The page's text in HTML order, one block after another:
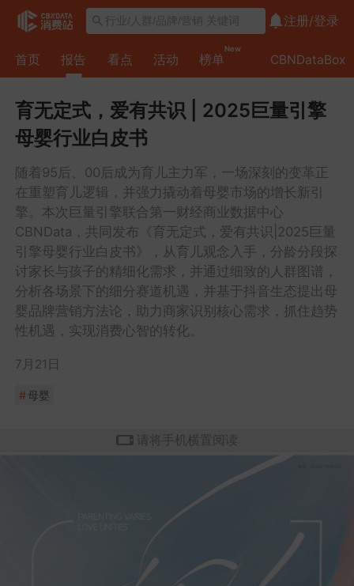
注册/登录
首页 报告 看点 活动 榜单
New
CBNDataBox
育无定式，爱有共识 | 2025巨量引擎
母婴行业白皮书
随着95后、00后成为育儿主力军，一场深刻的变革正
在重塑育儿逻辑，并强力撬动着母婴市场的增长新引
擎。本次巨量引擎联合第一财经商业数据中心
CBNData，共同发布《育无定式，爱有共识|2025巨量
引擎母婴行业白皮书》，从育儿观念入手，分龄分段探
讨家长与孩子的精细化需求，并通过细致的人群图谱，
分析各场景下的细分赛道机遇，并基于抖音生态提出母
婴品牌营销方法论，助力商家识别核心需求，抓住趋势
性机遇，实现消费心智的转化。
7月21日
# 母婴
请将手机横置阅读